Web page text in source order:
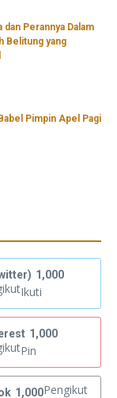
Perannya Dalam
Belitung yang
Pimpin Apel Pagi
1,000
Ikuti
1,000
Pin
1,000Pengikut